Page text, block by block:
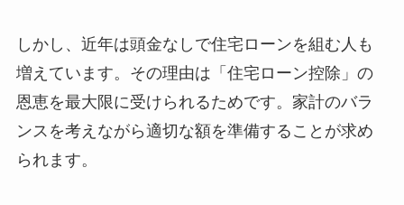
しかし、近年は頭金なしで住宅ローンを組む人も
増えています。その理由は「住宅ローン控除」の
恩恵を最大限に受けられるためです。家計のバラ
ンスを考えながら適切な額を準備することが求め
られます。